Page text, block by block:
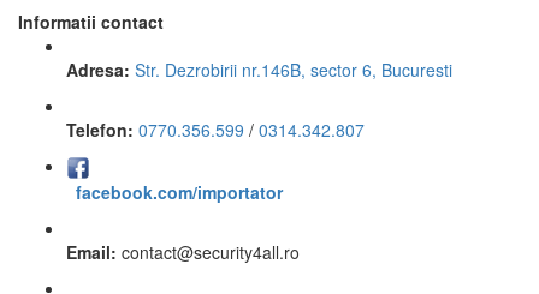
Informatii contact
Adresa: Str. Dezrobirii nr.146B, sector 6, Bucuresti
Telefon: 0770.356.599 / 0314.342.807
facebook.com/importator
Email: contact@security4all.ro